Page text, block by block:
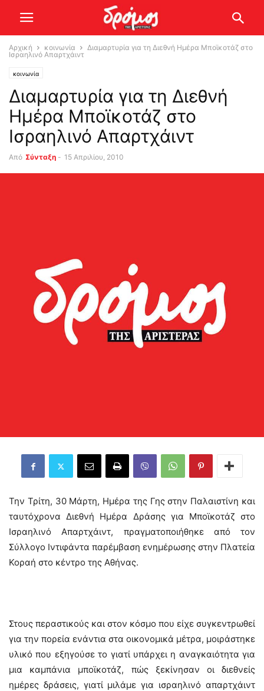
Αρχική κοινωνία
Διαμαρτυρία για τη Διεθνή Ημέρα Μποϊκοτάζ στο
Ισραηλινό Απαρτχάιντ
κοινωνία
Διαμαρτυρία για τη Διεθνή
Ημέρα Μποϊκοτάζ στο
Ισραηλινό Απαρτχάιντ
Από Σύνταξη - 15 Απριλίου, 2010
Την Τρίτη, 30 Μάρτη, Ημέρα της Γης στην Παλαιστίνη και
ταυτόχρονα Διεθνή Ημέρα Δράσης για Μποϊκοτάζ στο
Ισραηλινό Απαρτχάιντ, πραγματοποιήθηκε από τον
Σύλλογο Ιντιφάντα παρέμβαση ενημέρωσης στην Πλατεία
Κοραή στο κέντρο της Αθήνας.
Στους περαστικούς και στον κόσμο που είχε συγκεντρωθεί
για την πορεία ενάντια στα οικονομικά μέτρα, μοιράστηκε
υλικό που εξηγούσε το γιατί υπάρχει η αναγκαιότητα για
μια καμπάνια μποϊκοτάζ, πώς ξεκίνησαν οι διεθνείς
ημέρες δράσεις, γιατί μιλάμε για ισραηλινό απαρτχάιντ